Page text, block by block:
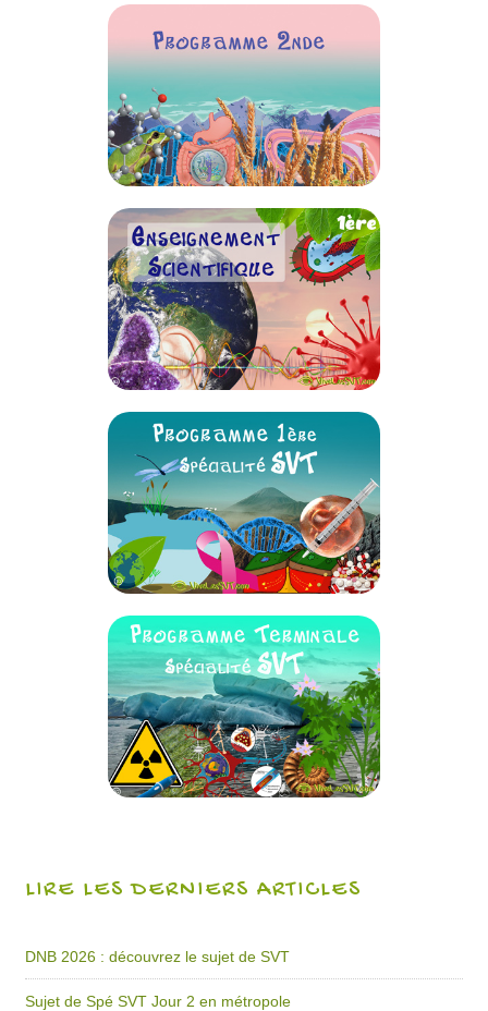
LIRE LES DERNIERS ARTICLES
DNB 2026 : découvrez le sujet de SVT
Sujet de Spé SVT Jour 2 en métropole